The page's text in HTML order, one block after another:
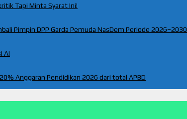
Tapi Minta Syarat Ini!
Pimpin DPP Garda Pemuda NasDem Periode 2026–2030
AI
Anggaran Pendidikan 2026 dari total APBD